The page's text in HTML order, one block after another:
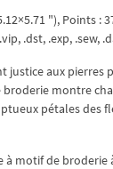
"), Points :
.dst, .exp, .sew,
justice aux pierres
montre
pétales des
motif de